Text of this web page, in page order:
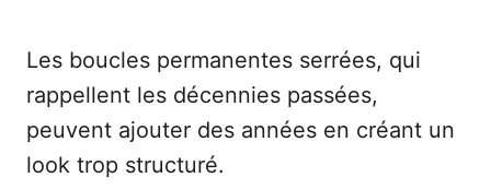
Les boucles permanentes serrées, qui
rappellent les décennies passées,
peuvent ajouter des années en créant un
look trop structuré.